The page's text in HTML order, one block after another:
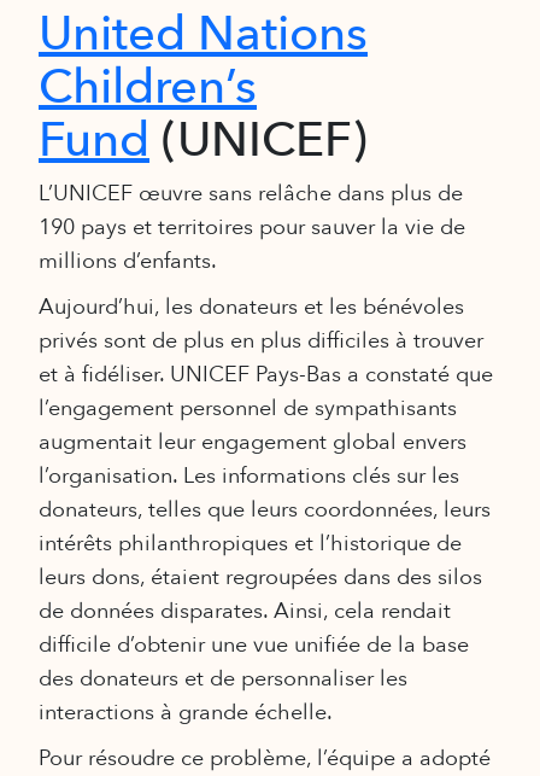
United Nations
Children’s
Fund (UNICEF)
L’UNICEF œuvre sans relâche dans plus de
190 pays et territoires pour sauver la vie de
millions d’enfants.
Aujourd’hui, les donateurs et les bénévoles
privés sont de plus en plus difficiles à trouver
et à fidéliser. UNICEF Pays-Bas a constaté que
l’engagement personnel de sympathisants
augmentait leur engagement global envers
l’organisation. Les informations clés sur les
donateurs, telles que leurs coordonnées, leurs
intérêts philanthropiques et l’historique de
leurs dons, étaient regroupées dans des silos
de données disparates. Ainsi, cela rendait
difficile d’obtenir une vue unifiée de la base
des donateurs et de personnaliser les
interactions à grande échelle.
Pour résoudre ce problème, l’équipe a adopté